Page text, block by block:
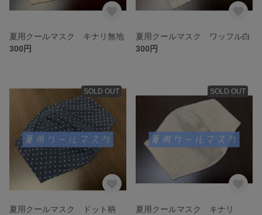
夏用クールマスク キナリ無地
300円
夏用クールマスク ワッフル白
300円
SOLD OUT
夏用クールマスク ドット柄
SOLD OUT
夏用クールマスク キナリ